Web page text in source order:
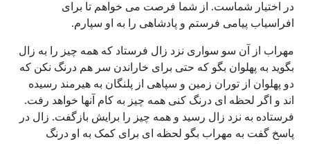
در اختیار شماست. از شما فرصت می خواهم تا برای
افراسیاب پیامی فرستم و پادشاهی را به او سپارم.
مهراب از آن سو سواری نزد زال فرستاد که همه چیز را به زال
بگوید به پهلوان بگو که حتی برای خاراندن سر هم درنگ نکن که
دو پهلوان از توران زمین و سپاهی از پلنگان به هیرمند رسیده
اند و اگر لحظه ای درنگ کنی همه چیز به کام آنها خواهد رفت.
فرستاده به نزد زال رسید و همه چیز را برایش بازگفت. زال در
پاسخ گفت به مهراب بگو لحظه ای برای کمک به او درنگ